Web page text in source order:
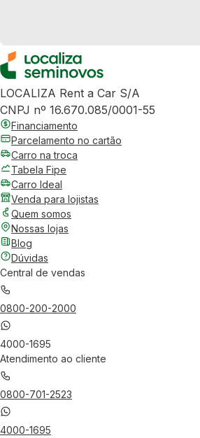
LOCALIZA Rent a Car S/A
CNPJ nº 16.670.085/0001-55
Financiamento
Parcelamento no cartão
Carro na troca
Tabela Fipe
Carro Ideal
Venda para lojistas
Quem somos
Nossas lojas
Blog
Dúvidas
Central de vendas
0800-200-2000
4000-1695
Atendimento ao cliente
0800-701-2523
4000-1695